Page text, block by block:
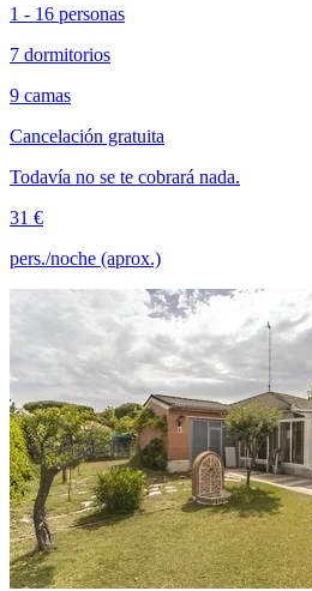
1 - 16 personas
7 dormitorios
9 camas
Cancelación gratuita
Todavía no se te cobrará nada.
31 €
pers./noche (aprox.)